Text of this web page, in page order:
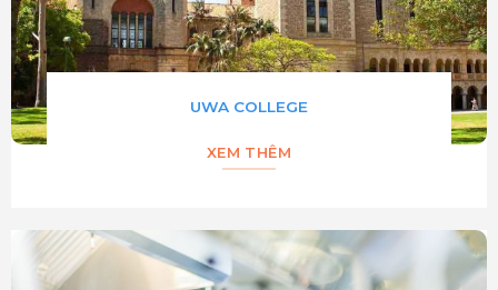
UWA COLLEGE
XEM THÊM